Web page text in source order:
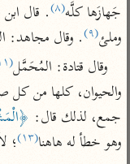
عامّة
تفسير السمعاني
تفسير مكّي
محاسن التأويل
للقاسمي
جَهازَها كلَّه(٨)
وملئ(٩) . وقال مجاهد:
وقال قتادة: المُحَمَّل(١١)
والحيوان، كلها من كل
جمع، لذلك قال:
وهو خطأ له هاهنا(١٣) ؛